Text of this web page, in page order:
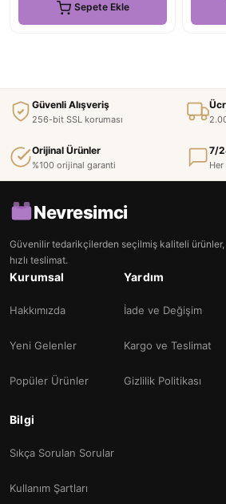
Sepete Ekle
Güvenli Alışveriş
256-bit SSL koruması
Orijinal Ürünler
%100 orijinal garanti
7/
Her
Nevresimci
Güvenilir tedarikçilerden seçilmiş kaliteli
hızlı teslimat.
Kurumsal
Hakkımızda
Yeni Gelenler
Popüler Ürünler
Yardım
İade ve Değişim
Kargo ve Teslimat
Gizlilik Politikası
Bilgi
Sıkça Sorulan Sorular
Kullanım Şartları